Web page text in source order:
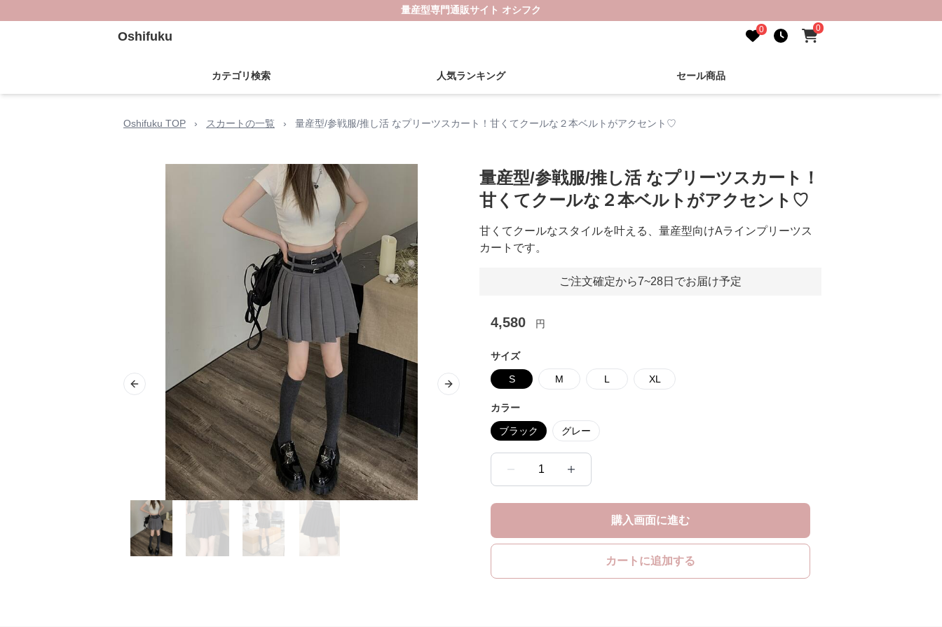
量産型専門通販サイト オシフク
Oshifuku 0 0
カテゴリ検索 人気ランキング セール商品
Oshifuku TOP › スカートの一覧 › 量産型/参戦服/推し活 なプリーツスカート！甘くてクールな２本ベルトがアクセント♡
Previous slide Next slide
量産型/参戦服/推し活 なプリーツスカート！
甘くてクールな２本ベルトがアクセント♡
甘くてクールなスタイルを叶える、量産型向けAラインプリーツス
カートです。
ご注文確定から7~28日でお届け予定
4,580 円
サイズ
S M L XL
カラー
ブラック グレー
1
購入画面に進む
カートに追加する